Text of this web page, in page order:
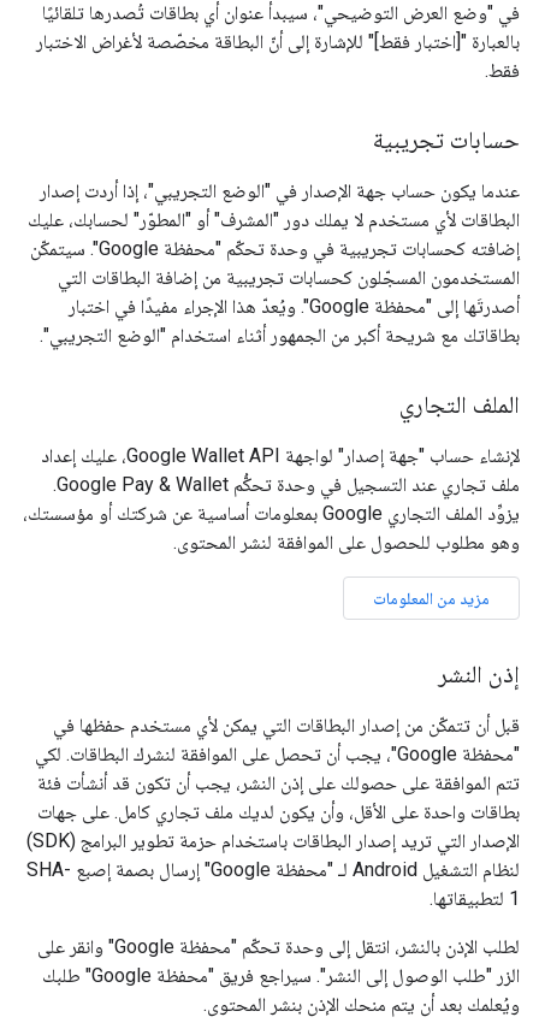
في "وضع العرض التوضيحي"، سيبدأ عنوان أي بطاقات تُصدرها تلقائيًا
بالعبارة "[اختبار فقط]" للإشارة إلى أنّ البطاقة مخصّصة لأغراض الاختبار
فقط.
حسابات تجريبية
عندما يكون حساب جهة الإصدار في "الوضع التجريبي"، إذا أردت إصدار
البطاقات لأي مستخدم لا يملك دور "المشرف" أو "المطوّر" لحسابك، عليك
إضافته كحسابات تجريبية في وحدة تحكّم "محفظة Google". سيتمكّن
المستخدمون المسجّلون كحسابات تجريبية من إضافة البطاقات التي
أصدرتَها إلى "محفظة Google". ويُعدّ هذا الإجراء مفيدًا في اختبار
بطاقاتك مع شريحة أكبر من الجمهور أثناء استخدام "الوضع التجريبي".
الملف التجاري
لإنشاء حساب "جهة إصدار" لواجهة Google Wallet API، عليك إعداد
ملف تجاري عند التسجيل في وحدة تحكُّم Google Pay & Wallet.
يزوِّد الملف التجاري Google بمعلومات أساسية عن شركتك أو مؤسستك،
وهو مطلوب للحصول على الموافقة لنشر المحتوى.
مزيد من المعلومات
إذن النشر
قبل أن تتمكّن من إصدار البطاقات التي يمكن لأي مستخدم حفظها في
"محفظة Google"، يجب أن تحصل على الموافقة لنشرك البطاقات. لكي
تتم الموافقة على حصولك على إذن النشر، يجب أن تكون قد أنشأت فئة
بطاقات واحدة على الأقل، وأن يكون لديك ملف تجاري كامل. على جهات
الإصدار التي تريد إصدار البطاقات باستخدام حزمة تطوير البرامج (SDK)
لنظام التشغيل Android لـ "محفظة Google" إرسال بصمة إصبع SHA-
1 لتطبيقاتها.
لطلب الإذن بالنشر، انتقل إلى وحدة تحكّم "محفظة Google" وانقر على
الزر "طلب الوصول إلى النشر". سيراجع فريق "محفظة Google" طلبك
ويُعلمك بعد أن يتم منحك الإذن بنشر المحتوى.